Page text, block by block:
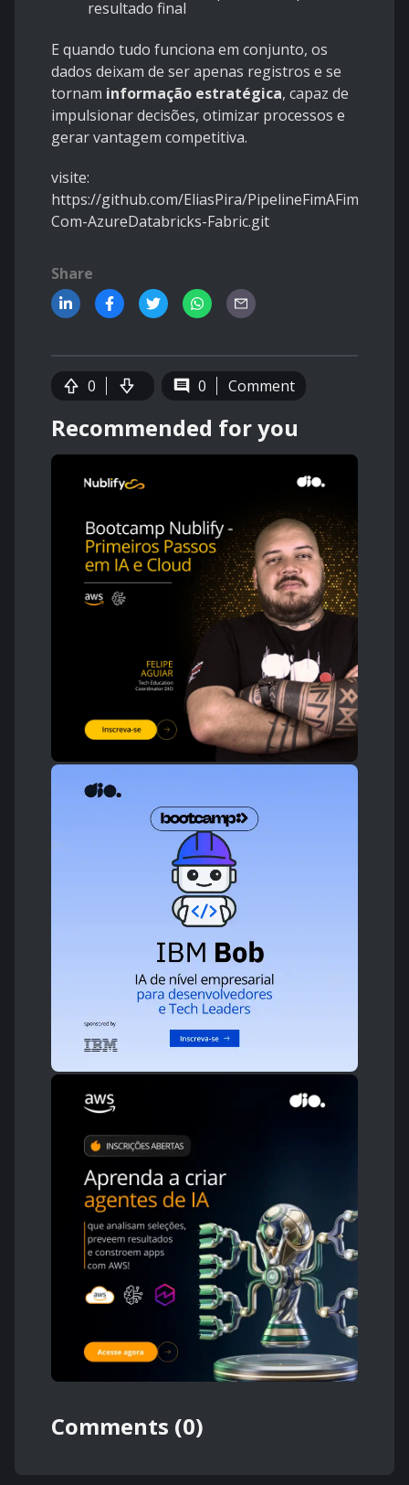
resultado final
E quando tudo funciona em conjunto, os
dados deixam de ser apenas registros e se
tornam informação estratégica, capaz de
impulsionar decisões, otimizar processos e
gerar vantagem competitiva.
visite:
https://github.com/EliasPira/PipelineFimAFim-
Com-AzureDatabricks-Fabric.git
Share
0 0 Comment
Recommended for you
Comments (0)